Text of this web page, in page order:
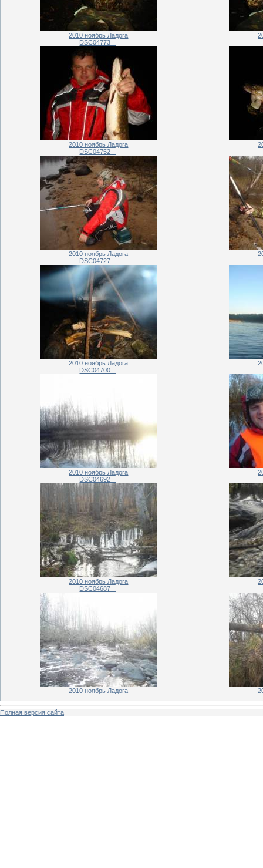
2010 ноябрь Ладога
DSC04773_
2010 ноябрь Ладога
DSC04752_
2010 ноябрь Ладога
DSC04727_
2010 ноябрь Ладога
DSC04700_
2010 ноябрь Ладога
DSC04692_
2010 ноябрь Ладога
DSC04687_
2010 ноябрь Ладога
Полная версия сайта